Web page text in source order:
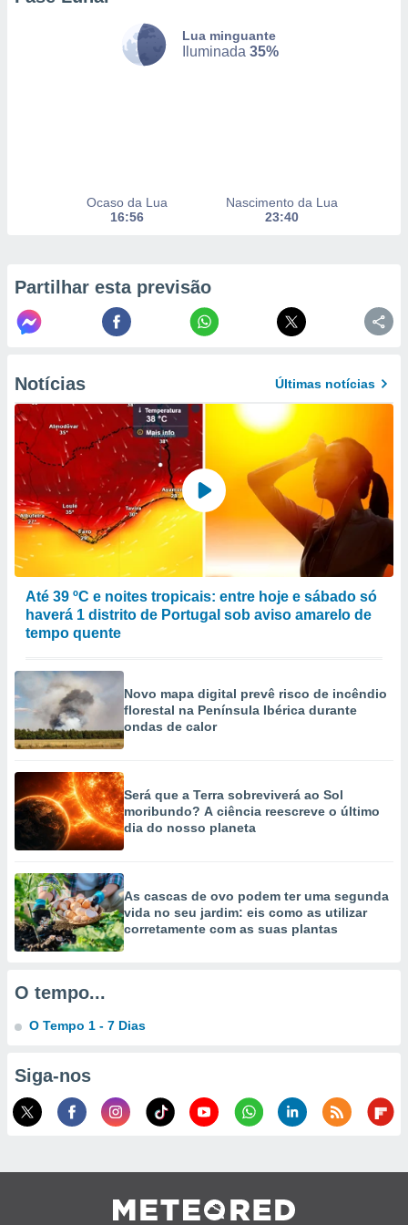
fontes,
melhorar
dados
através
estudos
e
de
1199
Lua minguante
Iluminada 35%
Ocaso da Lua
16:56
Nascimento da Lua
23:40
Partilhar esta previsão
Notícias Últimas notícias
Até 39 ºC e noites tropicais: entre hoje e sábado só
haverá 1 distrito de Portugal sob aviso amarelo de
tempo quente
Novo mapa digital prevê risco de incêndio
florestal na Península Ibérica durante
ondas de calor
Será que a Terra sobreviverá ao Sol
moribundo? A ciência reescreve o último
dia do nosso planeta
As cascas de ovo podem ter uma segunda
vida no seu jardim: eis como as utilizar
corretamente com as suas plantas
O tempo...
O Tempo 1 - 7 Dias
Siga-nos